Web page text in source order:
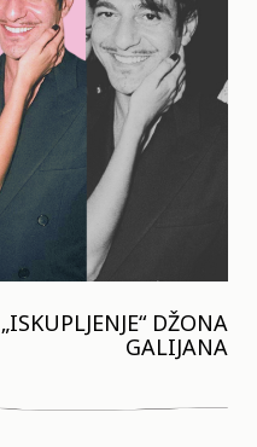
DŽONA
GALIJANA